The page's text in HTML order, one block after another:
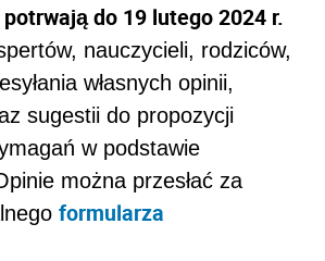
do 19 lutego 2024 r.
nauczycieli, rodziców,
własnych opinii,
sugestii do propozycji
w podstawie
można przesłać za
formularza